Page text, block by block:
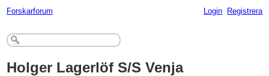
Forskarforum Login Registrera
Holger Lagerlöf S/S Venja